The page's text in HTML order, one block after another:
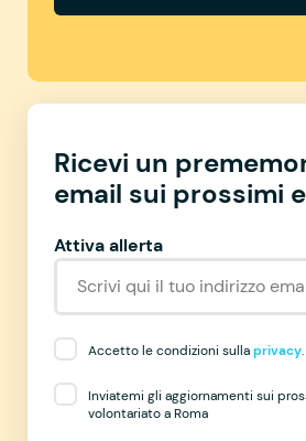
Ricevi un
email sui prossimi
Attiva allerta
Accetto le condizioni sullaprivacy.
Inviatemi gli aggiornamenti sui
volontariato a Roma